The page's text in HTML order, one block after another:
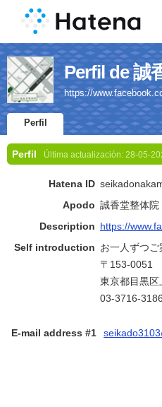
Perfil de 誠
https://
Perfil
Perfil Última actualización: 28-05-
Hatena ID
Apodo 誠香堂整体院
Description https://
Self introduction お一人ずつ
〒153-0051
東京都目黒
03-3716-3186
E-mail address #1